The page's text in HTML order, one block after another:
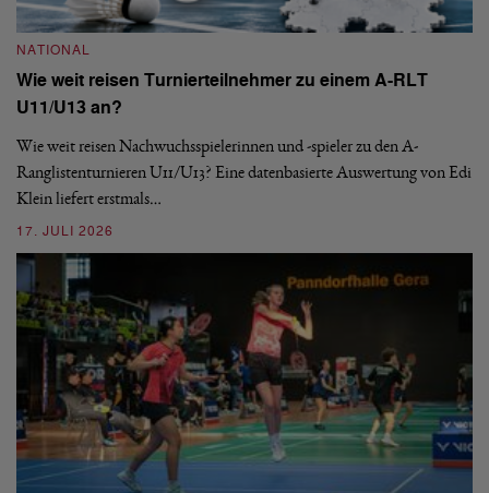
NATIONAL
Wie weit reisen Turnierteilnehmer zu einem A-RLT
U11/U13 an?
Wie weit reisen Nachwuchsspielerinnen und -spieler zu den A-
Ranglistenturnieren U11/U13? Eine datenbasierte Auswertung von Edi
Klein liefert erstmals…
17. JULI 2026